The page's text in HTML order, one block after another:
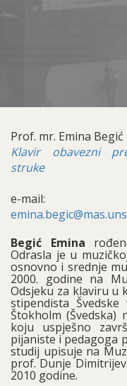
Prof. mr. Emina Begić
Klavir obavezni
struke
e-mail:
Begić Emina
Odrasla je u
osnovno i srednje
2000. godine na
Odsjeku za klaviru u
stipendista
Štokholm (Švedska)
koju uspješno
pijaniste i pedagoga
studij upisuje na
prof. Dunje
2010 godine.